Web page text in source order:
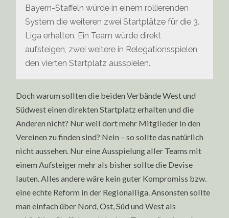
Bayern-Staffeln würde in einem rollierenden
System die weiteren zwei Startplätze für die 3.
Liga erhalten. Ein Team würde direkt
aufsteigen, zwei weitere in Relegationsspielen
den vierten Startplatz ausspielen.
Doch warum sollten die beiden Verbände West und
Südwest einen direkten Startplatz erhalten und die
Anderen nicht? Nur weil dort mehr Mitglieder in den
Vereinen zu finden sind? Nein – so sollte das natürlich
nicht aussehen. Nur eine Ausspielung aller Teams mit
einem Aufsteiger mehr als bisher sollte die Devise
lauten. Alles andere wäre kein guter Kompromiss bzw.
eine echte Reform in der Regionalliga. Ansonsten sollte
man einfach über Nord, Ost, Süd und West als